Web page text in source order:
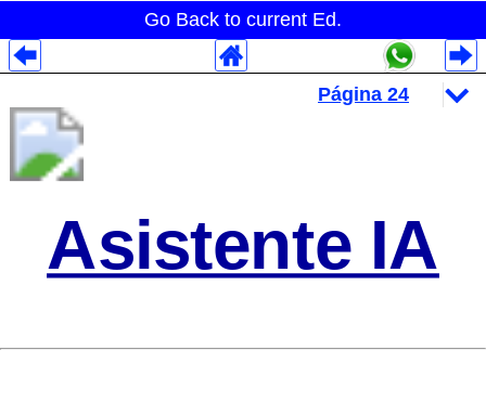
Go Back to current Ed.
Asistente IA
Despliegues Analytics
Despliegues Totales
Despliegues por Rubros